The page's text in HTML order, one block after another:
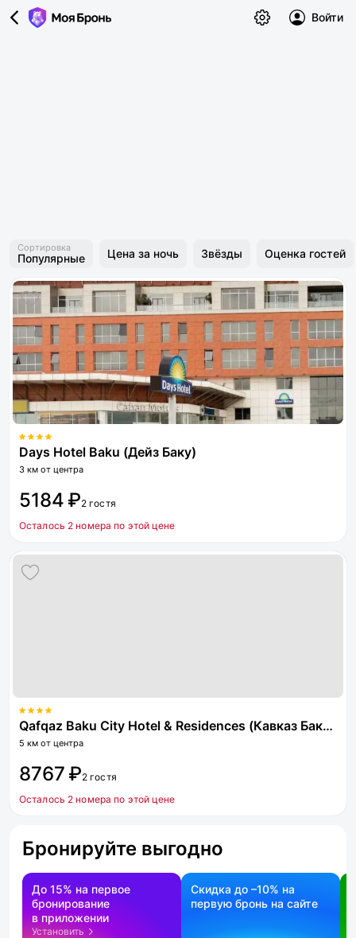
Войти
Сортировка
Популярные Цена за ночь Звёзды Оценка гостей
Days Hotel Baku (Дейз Баку)
3 км от центра
5184 ₽2 гостя
Осталось 2 номера по этой цене
Qafqaz Baku City Hotel & Residences (Кавказ Баку Сити отель энд Резиденс)
5 км от центра
8767 ₽2 гостя
Осталось 2 номера по этой цене
Бронируйте выгодно
До 15% на первое
бронирование
в приложении
Установить
Скидка до –10% на
первую бронь на сайте